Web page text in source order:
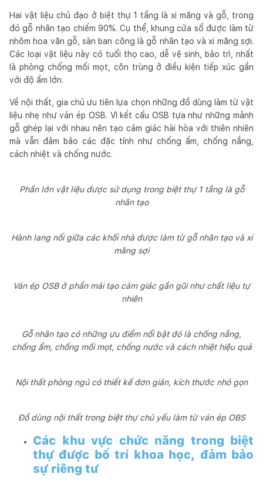
Hai vật liệu chủ đạo ở biệt thự 1 tầng là xi măng và gỗ, trong
đó gỗ nhân tạo chiếm 90%. Cụ thể, khung cửa sổ được làm từ
nhôm hoa văn gỗ, sàn ban công là gỗ nhân tạo và xi măng sợi.
Các loại vật liệu này có tuổi thọ cao, dễ vệ sinh, bảo trì, nhất
là phòng chống mối mọt, côn trùng ở điều kiện tiếp xúc gần
với độ ẩm lớn.
Về nội thất, gia chủ ưu tiên lựa chọn những đồ dùng làm từ vật
liệu nhẹ như ván ép OSB. Vì kết cấu OSB tựa như những mảnh
gỗ ghép lại với nhau nên tạo cảm giác hài hòa với thiên nhiên
mà vẫn đảm bảo các đặc tính như chống ẩm, chống nắng,
cách nhiệt và chống nước.
Phần lớn vật liệu được sử dụng trong biệt thự 1 tầng là gỗ
nhân tạo
Hành lang nối giữa các khối nhà được làm từ gỗ nhân tạo và xi
măng sợi
Ván ép OSB ở phần mái tạo cảm giác gần gũi như chất liệu tự
nhiên
Gỗ nhân tạo có những ưu điểm nổi bật đó là chống nắng,
chống ẩm, chống mối mọt, chống nước và cách nhiệt hiệu quả
Nội thất phòng ngủ có thiết kế đơn giản, kích thước nhỏ gọn
Đồ dùng nội thất trong biệt thự chủ yếu làm từ ván ép OBS
Các khu vực chức năng trong biệt
thự được bố trí khoa học, đảm bảo
sự riêng tư